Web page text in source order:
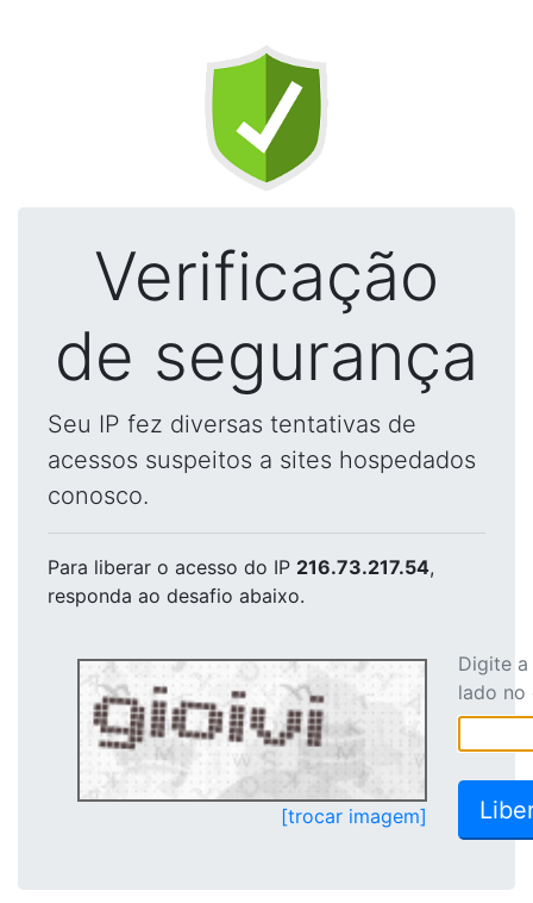
Verificação
de segurança
Seu IP fez diversas tentativas de
acessos suspeitos a sites hospedados
conosco.
Para liberar o acesso do IP 216.73.217.54,
responda ao desafio abaixo.
[trocar imagem]
Digite
lado no